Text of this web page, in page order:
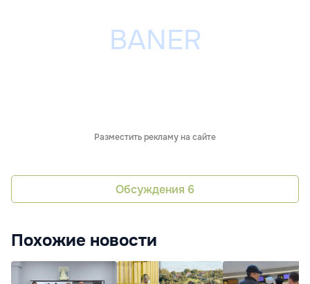
Разместить рекламу на сайте
Обсуждения 6
Похожие новости